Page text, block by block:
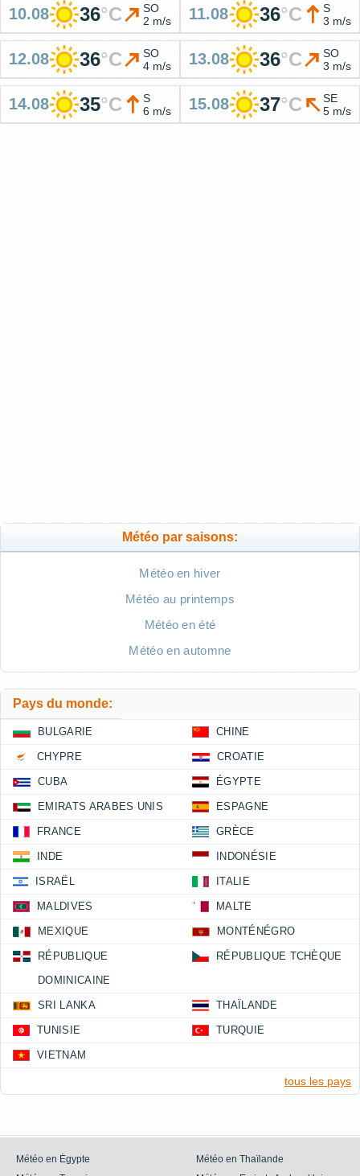
10.08 36°C
SO
2 m/s
11.08 36°C
S
3 m/s
12.08 36°C
SO
4 m/s
13.08 36°C
SO
3 m/s
14.08 35°C
S
6 m/s
15.08 37°C
SE
5 m/s
Météo par saisons:
Météo en hiver
Météo au printemps
Météo en été
Météo en automne
Pays du monde:
BULGARIE CHINE
CHYPRE CROATIE
CUBA ÉGYPTE
EMIRATS ARABES UNIS ESPAGNE
FRANCE GRÈCE
INDE INDONÉSIE
ISRAËL ITALIE
MALDIVES MALTE
MEXIQUE MONTÉNÉGRO
RÉPUBLIQUE
DOMINICAINE
RÉPUBLIQUE TCHÈQUE
SRI LANKA THAÏLANDE
TUNISIE TURQUIE
VIETNAM
tous les pays
Météo en Égypte
Météo en Thaïlande